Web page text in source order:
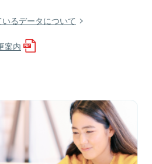
るデータについて
案内